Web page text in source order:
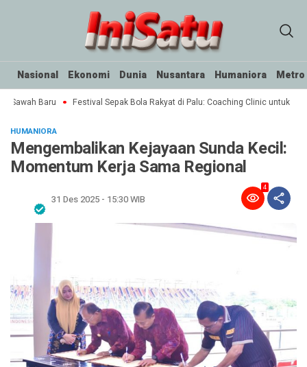
Nasional Ekonomi Dunia Nusantara Humaniora Metro
Sawah Baru Festival Sepak Bola Rakyat di Palu: Coaching Clinic untuk SSB
HUMANIORA
Mengembalikan Kejayaan Sunda Kecil:
Momentum Kerja Sama Regional
31 Des 2025 - 15:30 WIB
4